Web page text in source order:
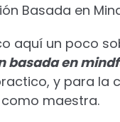
Basada en
aquí un poco
basada en
y para la
maestra.